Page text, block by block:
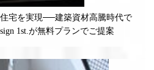
宅を実現──建築資材高騰時代で
1st.が無料プランでご提案